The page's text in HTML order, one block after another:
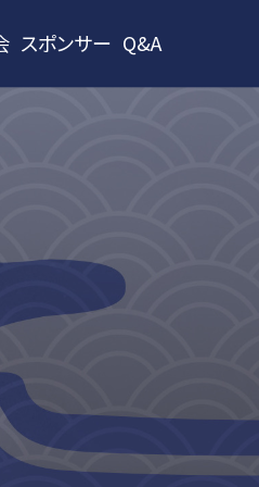
スポンサー Q&A